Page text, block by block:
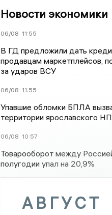
Новости экономики
06/08 11:55
В ГД предложили дать
продавцам маркетплейсов,
за ударов ВСУ
06/08 11:55
Упавшие обломки БПЛА
территории ярославского
06/08 10:57
Товарооборот между
полугодии упал на 20,9%
АВГУСТ